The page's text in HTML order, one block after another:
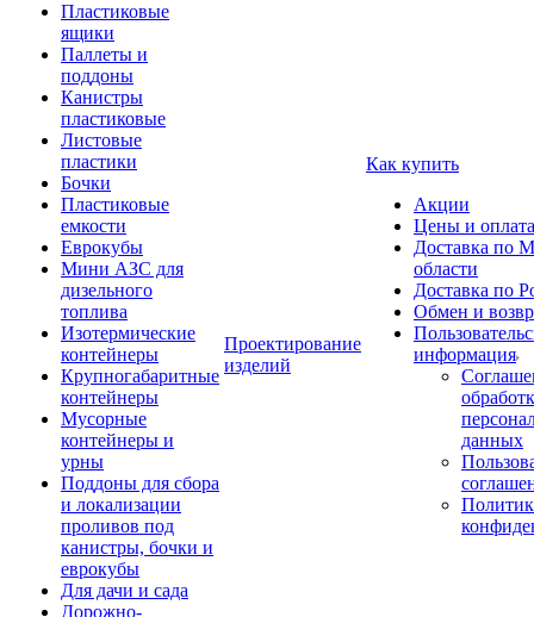
Пластиковые
ящики
Паллеты и
поддоны
Канистры
пластиковые
Листовые
пластики
Бочки
Пластиковые
емкости
Еврокубы
Мини АЗС для
дизельного
топлива
Изотермические
контейнеры
Крупногабаритные
контейнеры
Мусорные
контейнеры и
урны
Поддоны для сбора
и локализации
проливов под
канистры, бочки и
еврокубы
Для дачи и сада
Дорожно-
Проектирование
изделий
Как купить
Акции
Цены и оплата
Доставка по
области
Доставка по
Обмен и
информация
данных